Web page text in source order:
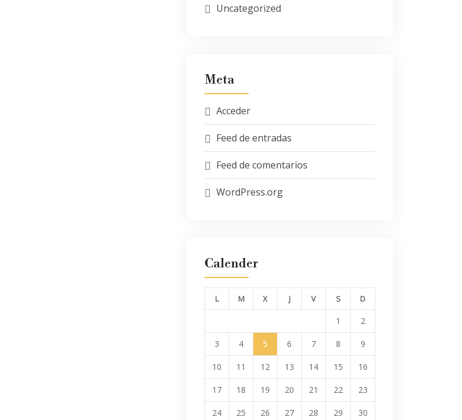
Uncategorized
Meta
Acceder
Feed de entradas
Feed de comentarios
WordPress.org
Calender
L M X J V S D
1 2
3 4 5 6 7 8 9
10 11 12 13 14 15 16
17 18 19 20 21 22 23
24 25 26 27 28 29 30